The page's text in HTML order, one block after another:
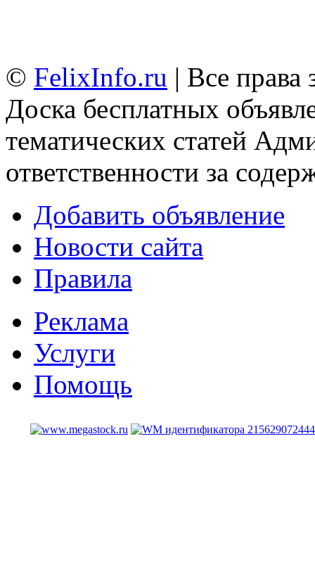
© FelixInfo.ru | Все
Доска бесплатных
тематических статей
ответственности за
Добавить объявление
Новости сайта
Правила
Реклама
Услуги
Помощь